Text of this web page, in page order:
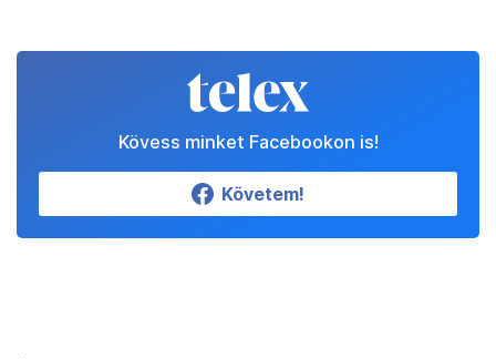
Kövess minket Facebookon is!
Követem!